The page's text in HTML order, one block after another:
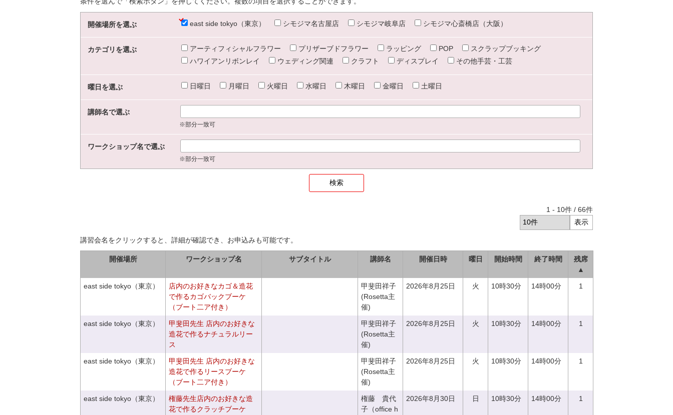
開催場所を選ぶ east side tokyo（東京） シモジマ名古屋店 シモジマ岐阜店 シモジマ心斎橋店（大阪）
カテゴリを選ぶ アーティフィシャルフラワー プリザーブドフラワー ラッピング POP
スクラップブッキング
ハワイアンリボンレイ
ウェディング関連 クラフト ディスプレイ その他手芸・工芸
曜日を選ぶ 日曜日 月曜日 火曜日 水曜日 木曜日 金曜日 土曜日
講師名で選ぶ
※部分一致可
ワークショップ名で選ぶ
※部分一致可
1 - 10件 / 66件
講習会名をクリックすると、詳細が確認でき、お申込みも可能です。
開催場所 ワークショップ名 サブタイトル 講師名 開催日時 曜日 開始時間 終了時間
残席
▲
east side tokyo（東京）
店内のお好きなカゴ＆造花
で作るカゴバックブーケ
（ブート二ア付き）
甲斐田祥子
(Rosetta主
催)
2026年8月25日 火 10時30分 14時00分 1
east side tokyo（東京）
甲斐田先生 店内のお好きな
造花で作るナチュラルリー
ス
甲斐田祥子
(Rosetta主
催)
2026年8月25日 火 10時30分 14時00分 1
east side tokyo（東京）
甲斐田先生 店内のお好きな
造花で作るリースブーケ
（ブート二ア付き）
甲斐田祥子
(Rosetta主
催)
2026年8月25日 火 10時30分 14時00分 1
east side tokyo（東京）
権藤先生店内のお好きな造
花で作るクラッチブーケ
権藤 貴代
子（office h
2026年8月30日 日 10時30分 14時00分 1